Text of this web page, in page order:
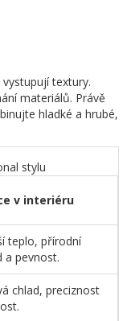
textury.
materiálů. Právě
hladké a hrubé,
stylu
v interiéru
teplo, přírodní
a pevnost.
chlad, preciznost